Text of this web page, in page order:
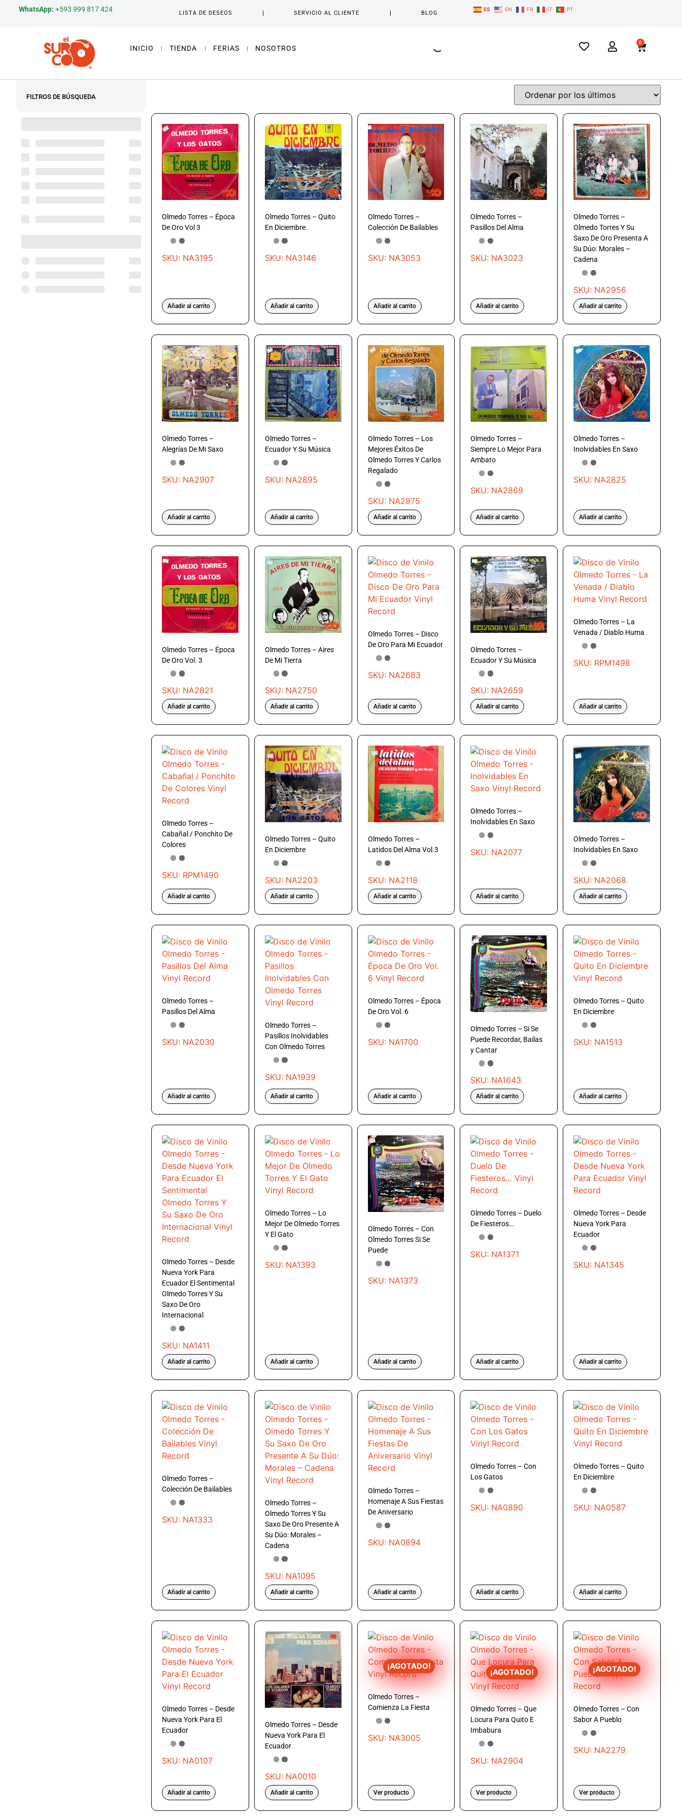
WhatsApp: +593 999 817 424 LISTA DE DESEOS SERVICIO AL CLIENTE BLOG
ES EN FR IT PT
INICIO TIENDA FERIAS NOSOTROS
0
FILTROS DE BÚSQUEDA
Olmedo Torres – Época
De Oro Vol 3
SKU: NA3195
Añadir al carrito
Olmedo Torres – Quito
En Diciembre
SKU: NA3146
Añadir al carrito
Olmedo Torres –
Colección De Bailables
SKU: NA3053
Añadir al carrito
Olmedo Torres –
Pasillos Del Alma
SKU: NA3023
Añadir al carrito
Olmedo Torres –
Olmedo Torres Y Su
Saxo De Oro Presenta A
Su Dúo: Morales –
Cadena
SKU: NA2956
Añadir al carrito
Olmedo Torres –
Alegrías De Mi Saxo
SKU: NA2907
Añadir al carrito
Olmedo Torres –
Ecuador Y Su Música
SKU: NA2895
Añadir al carrito
Olmedo Torres – Los
Mejores Éxitos De
Olmedo Torres Y Carlos
Regalado
SKU: NA2875
Añadir al carrito
Olmedo Torres –
Siempre Lo Mejor Para
Ambato
SKU: NA2869
Añadir al carrito
Olmedo Torres –
Inolvidables En Saxo
SKU: NA2825
Añadir al carrito
Olmedo Torres – Época
De Oro Vol. 3
SKU: NA2821
Añadir al carrito
Olmedo Torres – Aires
De Mi Tierra
SKU: NA2750
Añadir al carrito
Olmedo Torres – Disco
De Oro Para Mi Ecuador
SKU: NA2683
Añadir al carrito
Olmedo Torres –
Ecuador Y Su Música
SKU: NA2659
Añadir al carrito
Olmedo Torres – La
Venada / Diablo Huma
SKU: RPM1498
Añadir al carrito
Olmedo Torres –
Cabañal / Ponchito De
Colores
SKU: RPM1490
Añadir al carrito
Olmedo Torres – Quito
En Diciembre
SKU: NA2203
Añadir al carrito
Olmedo Torres –
Latidos Del Alma Vol.3
SKU: NA2118
Añadir al carrito
Olmedo Torres –
Inolvidables En Saxo
SKU: NA2077
Añadir al carrito
Olmedo Torres –
Inolvidables En Saxo
SKU: NA2068
Añadir al carrito
Olmedo Torres –
Pasillos Del Alma
SKU: NA2030
Añadir al carrito
Olmedo Torres –
Pasillos Inolvidables
Con Olmedo Torres
SKU: NA1939
Añadir al carrito
Olmedo Torres – Época
De Oro Vol. 6
SKU: NA1700
Añadir al carrito
Olmedo Torres – Si Se
Puede Recordar, Bailas
y Cantar
SKU: NA1643
Añadir al carrito
Olmedo Torres – Quito
En Diciembre
SKU: NA1513
Añadir al carrito
Olmedo Torres – Desde
Nueva York Para
Ecuador El Sentimental
Olmedo Torres Y Su
Saxo De Oro
Internacional
SKU: NA1411
Añadir al carrito
Olmedo Torres – Lo
Mejor De Olmedo Torres
Y El Gato
SKU: NA1393
Añadir al carrito
Olmedo Torres – Con
Olmedo Torres Si Se
Puede
SKU: NA1373
Añadir al carrito
Olmedo Torres – Duelo
De Fiesteros…
SKU: NA1371
Añadir al carrito
Olmedo Torres – Desde
Nueva York Para
Ecuador
SKU: NA1345
Añadir al carrito
Olmedo Torres –
Colección De Bailables
SKU: NA1333
Añadir al carrito
Olmedo Torres –
Olmedo Torres Y Su
Saxo De Oro Presente A
Su Dúo: Morales –
Cadena
SKU: NA1095
Añadir al carrito
Olmedo Torres –
Homenaje A Sus Fiestas
De Aniversario
SKU: NA0894
Añadir al carrito
Olmedo Torres – Con
Los Gatos
SKU: NA0890
Añadir al carrito
Olmedo Torres – Quito
En Diciembre
SKU: NA0587
Añadir al carrito
Olmedo Torres – Desde
Nueva York Para El
Ecuador
SKU: NA0107
Añadir al carrito
Olmedo Torres – Desde
Nueva York Para El
Ecuador
SKU: NA0010
Añadir al carrito
¡AGOTADO!
Olmedo Torres –
Comienza La Fiesta
SKU: NA3005
Ver producto
¡AGOTADO!
Olmedo Torres – Que
Locura Para Quito E
Imbabura
SKU: NA2904
Ver producto
¡AGOTADO!
Olmedo Torres – Con
Sabor A Pueblo
SKU: NA2279
Ver producto